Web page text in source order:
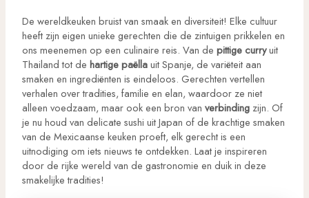
De wereldkeuken bruist van smaak en diversiteit! Elke cultuur
heeft zijn eigen unieke gerechten die de zintuigen prikkelen en
ons meenemen op een culinaire reis. Van de pittige curryuit
Thailand tot de hartige paëllauit Spanje, de variëteit aan
smaken en ingrediënten is eindeloos. Gerechten vertellen
verhalen over tradities, familie en elan, waardoor ze niet
alleen voedzaam, maar ook een bron van verbindingzijn. Of
je nu houd van delicate sushi uit Japan of de krachtige smaken
van de Mexicaanse keuken proeft, elk gerecht is een
uitnodiging om iets nieuws te ontdekken. Laat je inspireren
door de rijke wereld van de gastronomie en duik in deze
smakelijke tradities!